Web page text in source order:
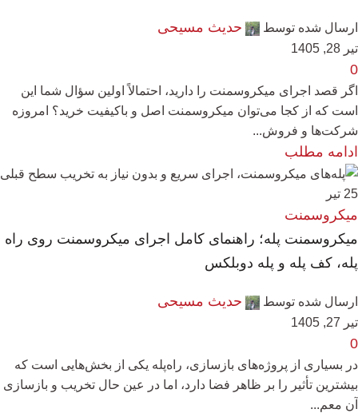
ارسال شده توسط حدیث مسیحی
تیر 28, 1405
0
اگر قصد اجرای میکروسمنت را دارید، احتمالاً اولین سؤال شما این
است که از کجا می‌توان میکروسمنت اصل و باکیفیت خرید؟ امروزه
شرکت‌ها و فروش...
ادامه مطلب
25 تیر
میکروسمنت
میکروسمنت پله؛ راهنمای کامل اجرای میکروسمنت روی راه
پله، کف پله و پله دوبلکس
ارسال شده توسط حدیث مسیحی
تیر 27, 1405
0
در بسیاری از پروژه‌های بازسازی، راه‌پله یکی از بخش‌هایی است که
بیشترین تأثیر را بر ظاهر فضا دارد، اما در عین حال تخریب و بازسازی
آن معم...